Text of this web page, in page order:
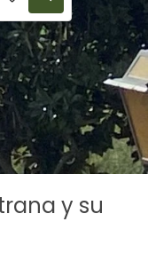
y su